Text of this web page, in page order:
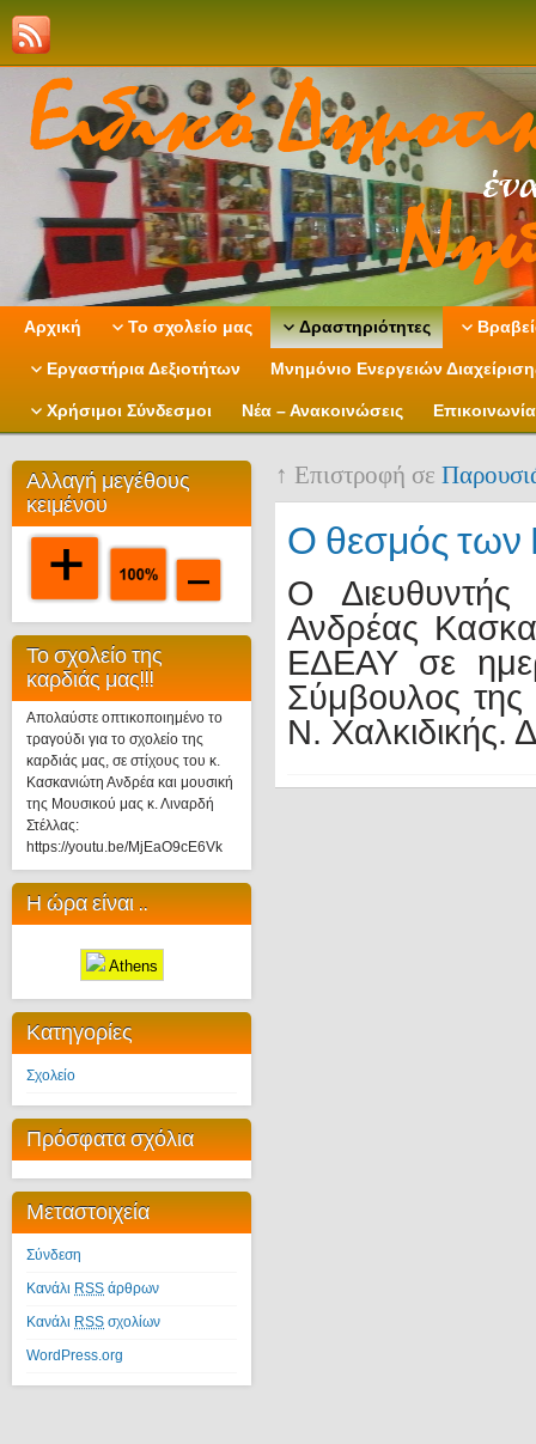
Αρχική Το σχολείο μας Δραστηριότητες
Εργαστήρια Δεξιοτήτων Μνημόνιο Ενεργειών
Χρήσιμοι Σύνδεσμοι Νέα – Ανακοινώσεις Επικοινωνία
Αλλαγή μεγέθους
κειμένου
Το σχολείο της
καρδιάς μας!!!
Απολαύστε οπτικοποιημένο το
τραγούδι για το σχολείο της
καρδιάς μας, σε στίχους του κ.
Κασκανιώτη Ανδρέα και μουσική
της Μουσικού μας κ. Λιναρδή
Στέλλας:
https://youtu.be/MjEaO9cE6Vk
Η ώρα είναι ..
Athens
Κατηγορίες
Σχολείο
Πρόσφατα σχόλια
Μεταστοιχεία
Σύνδεση
Κανάλι RSS άρθρων
Κανάλι RSS σχολίων
WordPress.org
↑ Επιστροφή σε
Ο θεσμός
Ο Διευθυντής
Ανδρέας
ΕΔΕΑΥ σε
Σύμβουλος της
Ν. Χαλκιδικής.